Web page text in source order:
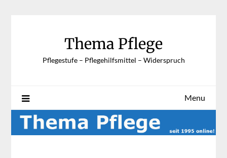
Thema Pflege
Pflegestufe – Pflegehilfsmittel – Widerspruch
Menu